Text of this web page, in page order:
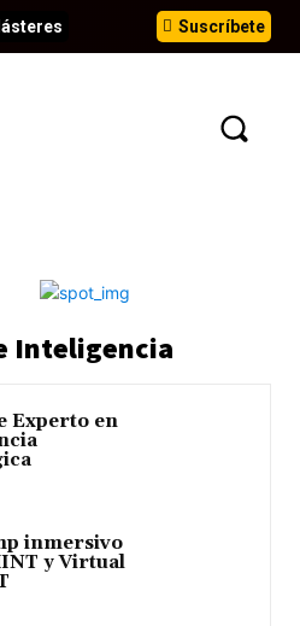
Suscríbete
Inteligencia
Experto en
inmersivo
y Virtual